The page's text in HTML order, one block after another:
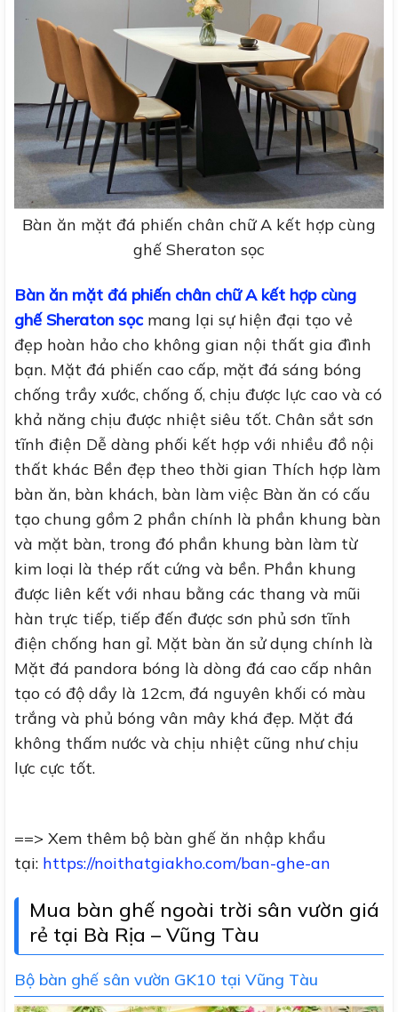
Bàn ăn mặt đá phiến chân chữ A kết hợp cùng
ghế Sheraton sọc
Bàn ăn mặt đá phiến chân chữ A kết hợp cùng
ghế Sheraton sọcmang lại sự hiện đại tạo vẻ
đẹp hoàn hảo cho không gian nội thất gia đình
bạn. Mặt đá phiến cao cấp, mặt đá sáng bóng
chống trầy xước, chống ố, chịu được lực cao và có
khả năng chịu được nhiệt siêu tốt. Chân sắt sơn
tĩnh điện Dễ dàng phối kết hợp với nhiều đồ nội
thất khác Bền đẹp theo thời gian Thích hợp làm
bàn ăn, bàn khách, bàn làm việc Bàn ăn có cấu
tạo chung gồm 2 phần chính là phần khung bàn
và mặt bàn, trong đó phần khung bàn làm từ
kim loại là thép rất cứng và bền. Phần khung
được liên kết với nhau bằng các thang và mũi
hàn trực tiếp, tiếp đến được sơn phủ sơn tĩnh
điện chống han gỉ. Mặt bàn ăn sử dụng chính là
Mặt đá pandora bóng là dòng đá cao cấp nhân
tạo có độ dầy là 12cm, đá nguyên khối có màu
trắng và phủ bóng vân mây khá đẹp. Mặt đá
không thấm nước và chịu nhiệt cũng như chịu
lực cực tốt.
==> Xem thêm bộ bàn ghế ăn nhập khẩu
tại: https://noithatgiakho.com/ban-ghe-an
Mua bàn ghế ngoài trời sân vườn giá
rẻ tại Bà Rịa – Vũng Tàu
Bộ bàn ghế sân vườn GK10 tại Vũng Tàu